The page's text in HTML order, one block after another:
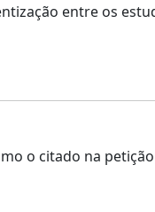
entre os
o citado na petição